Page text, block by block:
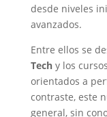
desde niveles
avanzados.
Entre ellos se
Techy los
orientados a
contraste, este
general, sin